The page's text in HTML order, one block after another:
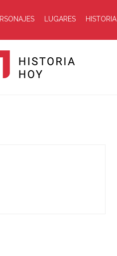
LUGARES HISTORIA